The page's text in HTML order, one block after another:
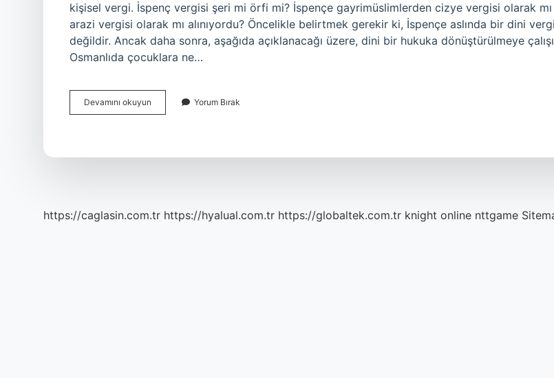
kişisel vergi. İspenç vergisi şeri mi örfi mi? İspençe gayrimüslimlerden cizye vergisi olarak
arazi vergisi olarak mı alınıyordu? Öncelikle belirtmek gerekir ki, İspençe aslında bir dini vergi
değildir. Ancak daha sonra, aşağıda açıklanacağı üzere, dini bir hukuka dönüştürülmeye
Osmanlıda çocuklara ne…
Devamını okuyun
Ne
Yorum Bırak
https://caglasin.com.tr https://hyalual.com.tr https://globaltek.com.tr knight online nttgame